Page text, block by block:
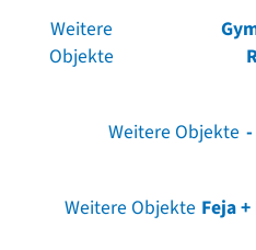
Weitere
Objekte
Weitere Objekte
Weitere Objekte Feja